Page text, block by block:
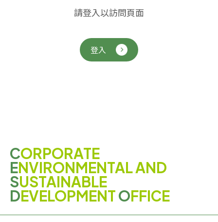
請登入以訪問頁面
登入
CORPORATE
ENVIRONMENTAL AND
SUSTAINABLE
DEVELOPMENTOFFICE